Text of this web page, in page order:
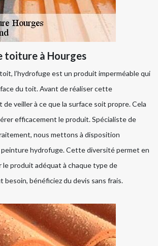
toiture à Hourges
l’hydrofuge est un produit imperméable qui
du toit. Avant de réaliser cette
de veiller à ce que la surface soit propre. Cela
efficacement le produit. Spécialiste de
nous mettons à disposition
hydrofuge. Cette diversité permet en
produit adéquat à chaque type de
besoin, bénéficiez du devis sans frais.